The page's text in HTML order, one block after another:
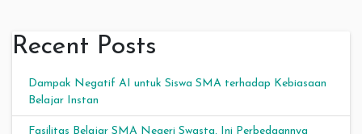
Recent Posts
Dampak Negatif AI untuk Siswa SMA terhadap Kebiasaan
Belajar Instan
Fasilitas Belajar SMA Negeri Swasta, Ini Perbedaannya